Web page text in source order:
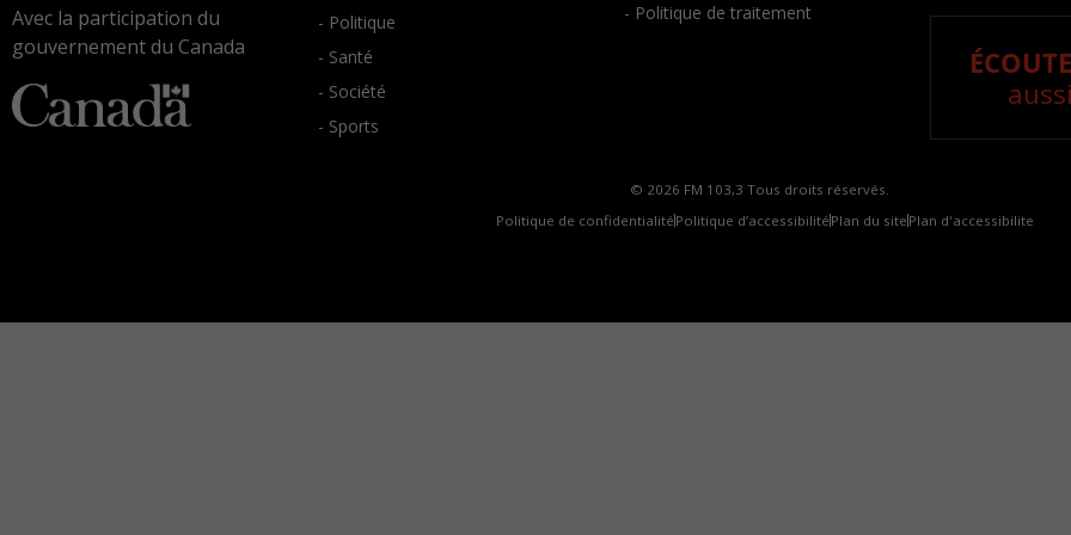
Avec la participation du
gouvernement du Canada
- Politique
- Santé
- Société
- Sports
- Politique de traitement
© 2026 FM 103,3 Tous droits réservés.
Politique de confidentialité Politique d’accessibilité Plan du site Plan d'accessibilite